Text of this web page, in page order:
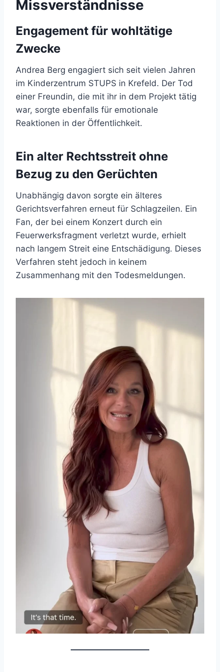
Missverständnisse
Engagement für wohltätige
Zwecke
Andrea Berg engagiert sich seit vielen Jahren
im Kinderzentrum STUPS in Krefeld. Der Tod
einer Freundin, die mit ihr in dem Projekt tätig
war, sorgte ebenfalls für emotionale
Reaktionen in der Öffentlichkeit.
Ein alter Rechtsstreit ohne
Bezug zu den Gerüchten
Unabhängig davon sorgte ein älteres
Gerichtsverfahren erneut für Schlagzeilen. Ein
Fan, der bei einem Konzert durch ein
Feuerwerksfragment verletzt wurde, erhielt
nach langem Streit eine Entschädigung. Dieses
Verfahren steht jedoch in keinem
Zusammenhang mit den Todesmeldungen.